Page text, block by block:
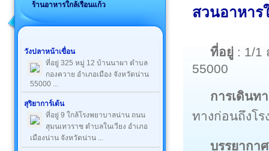
ร้านอาหารใกล้เรือนแก้ว
วังปลาหน้าเขื่อน
ที่อยู่ 325 หมู่ 12 บ้านนาผา ตำบล
กองควาย อำเภอเมือง จังหวัดน่าน
55000 ...
สุริยาการ์เด้น
ที่อยู่ 9 ใกล้โรงพยาบาลน่าน ถนน
สุมนเทวราช ตำบลในเวียง อำเภอ
เมืองน่าน จังหวัดน่าน ...
สวนอาหาร
ที่อยู่ : 1/1
55000
การเดินท
ทางก่อนถึงโ
บรรยากาศ